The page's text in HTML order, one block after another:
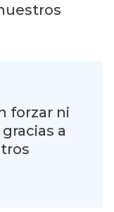
forzar ni
a